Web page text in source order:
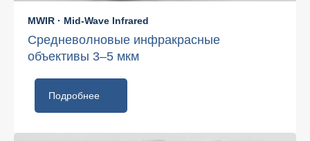
MWIR · Mid-Wave Infrared
Средневолновые инфракрасные
объективы 3–5 мкм
Подробнее